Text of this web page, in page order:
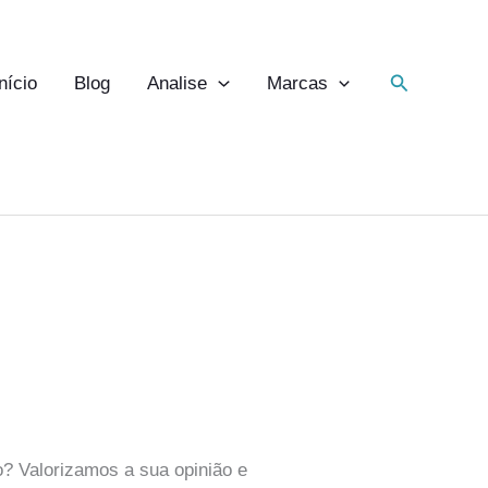
Blog Analise Marcas Pesquisar
Valorizamos a sua opinião e